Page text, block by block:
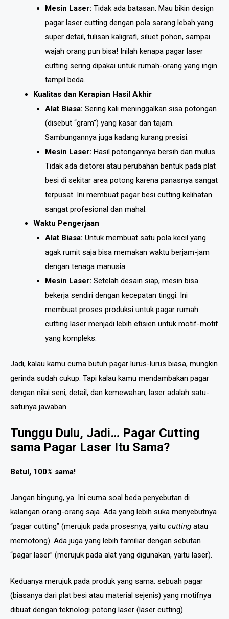
Mesin Laser: Tidak ada batasan. Mau bikin design
pagar laser cutting dengan pola sarang lebah yang
super detail, tulisan kaligrafi, siluet pohon, sampai
wajah orang pun bisa! Inilah kenapa pagar laser
cutting sering dipakai untuk rumah-orang yang ingin
tampil beda.
Kualitas dan Kerapian Hasil Akhir
Alat Biasa: Sering kali meninggalkan sisa potongan
(disebut “gram”) yang kasar dan tajam.
Sambungannya juga kadang kurang presisi.
Mesin Laser: Hasil potongannya bersih dan mulus.
Tidak ada distorsi atau perubahan bentuk pada plat
besi di sekitar area potong karena panasnya sangat
terpusat. Ini membuat pagar besi cutting kelihatan
sangat profesional dan mahal.
Waktu Pengerjaan
Alat Biasa: Untuk membuat satu pola kecil yang
agak rumit saja bisa memakan waktu berjam-jam
dengan tenaga manusia.
Mesin Laser: Setelah desain siap, mesin bisa
bekerja sendiri dengan kecepatan tinggi. Ini
membuat proses produksi untuk pagar rumah
cutting laser menjadi lebih efisien untuk motif-motif
yang kompleks.
Jadi, kalau kamu cuma butuh pagar lurus-lurus biasa, mungkin
gerinda sudah cukup. Tapi kalau kamu mendambakan pagar
dengan nilai seni, detail, dan kemewahan, laser adalah satu-
satunya jawaban.
Tunggu Dulu, Jadi… Pagar Cutting
sama Pagar Laser Itu Sama?
Betul, 100% sama!
Jangan bingung, ya. Ini cuma soal beda penyebutan di
kalangan orang-orang saja. Ada yang lebih suka menyebutnya
“pagar cutting” (merujuk pada prosesnya, yaitu cutting atau
memotong). Ada juga yang lebih familiar dengan sebutan
“pagar laser” (merujuk pada alat yang digunakan, yaitu laser).
Keduanya merujuk pada produk yang sama: sebuah pagar
(biasanya dari plat besi atau material sejenis) yang motifnya
dibuat dengan teknologi potong laser (laser cutting).